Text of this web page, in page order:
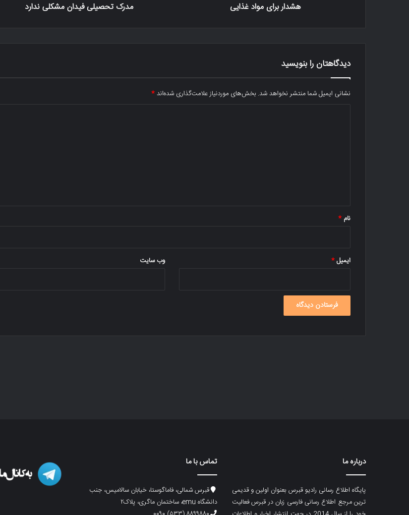
هشدار برای مواد غذایی مدرک تحصیلی فیدان مشکلی ندارد
دیدگاهتان را بنویسید
نشانی ایمیل شما منتشر نخواهد شد. بخش‌های موردنیاز علامت‌گذاری شده‌اند*
نام *
ایمیل* وب‌ سایت
درباره ما
پایگاه اطلاع رسانی رادیو قبرس بعنوان اولین و قدیمی
ترین مرجع اطلاع رسانی فارسی زبان در قبرس فعالیت
تماس با ما
قبرس شمالی، فاماگوستا، خیابان سالامیس، جنب
دانشگاه emu، ساختمان ماگری، پلاک۲